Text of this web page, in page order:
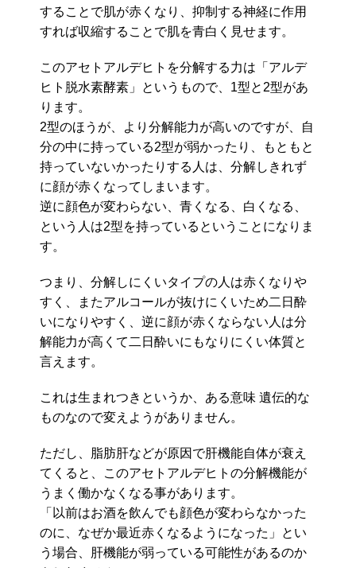
することで肌が赤くなり、抑制する神経に作用
すれば収縮することで肌を青白く見せます。
このアセトアルデヒトを分解する力は「アルデ
ヒト脱水素酵素」というもので、1型と2型があ
ります。
2型のほうが、より分解能力が高いのですが、自
分の中に持っている2型が弱かったり、もともと
持っていないかったりする人は、分解しきれず
に顔が赤くなってしまいます。
逆に顔色が変わらない、青くなる、白くなる、
という人は2型を持っているということになりま
す。
つまり、分解しにくいタイプの人は赤くなりや
すく、またアルコールが抜けにくいため二日酔
いになりやすく、逆に顔が赤くならない人は分
解能力が高くて二日酔いにもなりにくい体質と
言えます。
これは生まれつきというか、ある意味 遺伝的な
ものなので変えようがありません。
ただし、脂肪肝などが原因で肝機能自体が衰え
てくると、このアセトアルデヒトの分解機能が
うまく働かなくなる事があります。
「以前はお酒を飲んでも顔色が変わらなかった
のに、なぜか最近赤くなるようになった」とい
う場合、肝機能が弱っている可能性があるのか